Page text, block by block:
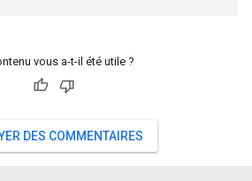
vous a-t-il été utile ?
DES COMMENTAIRES